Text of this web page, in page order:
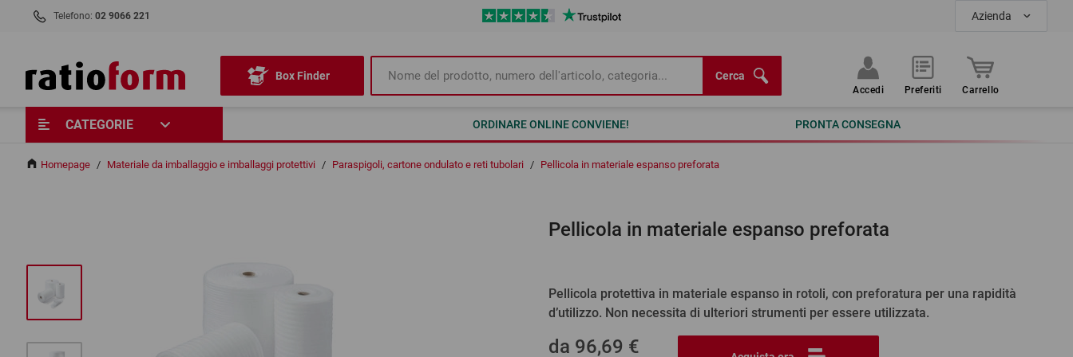
Telefono: 02 9066 221 Azienda
Box Finder Cerca
Accedi Preferiti Carrello
CATEGORIE ORDINARE ONLINE CONVIENE! PRONTA CONSEGNA
Homepage / Materiale da imballaggio e imballaggi protettivi / Paraspigoli, cartone ondulato e reti tubolari / Pellicola in materiale espanso preforata
Pellicola in materiale espanso preforata
Pellicola protettiva in materiale espanso in rotoli, con preforatura per una rapidità
d’utilizzo. Non necessita di ulteriori strumenti per essere utilizzata.
da 96,69 €